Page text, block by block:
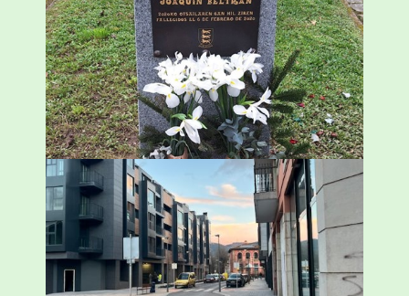
«Azkenengo 40 urteetan Zaldibar jo zuen
ingurumen-hondamendirik larriena»
ESKUALDEA,ZALDIBAR/2024-02-06